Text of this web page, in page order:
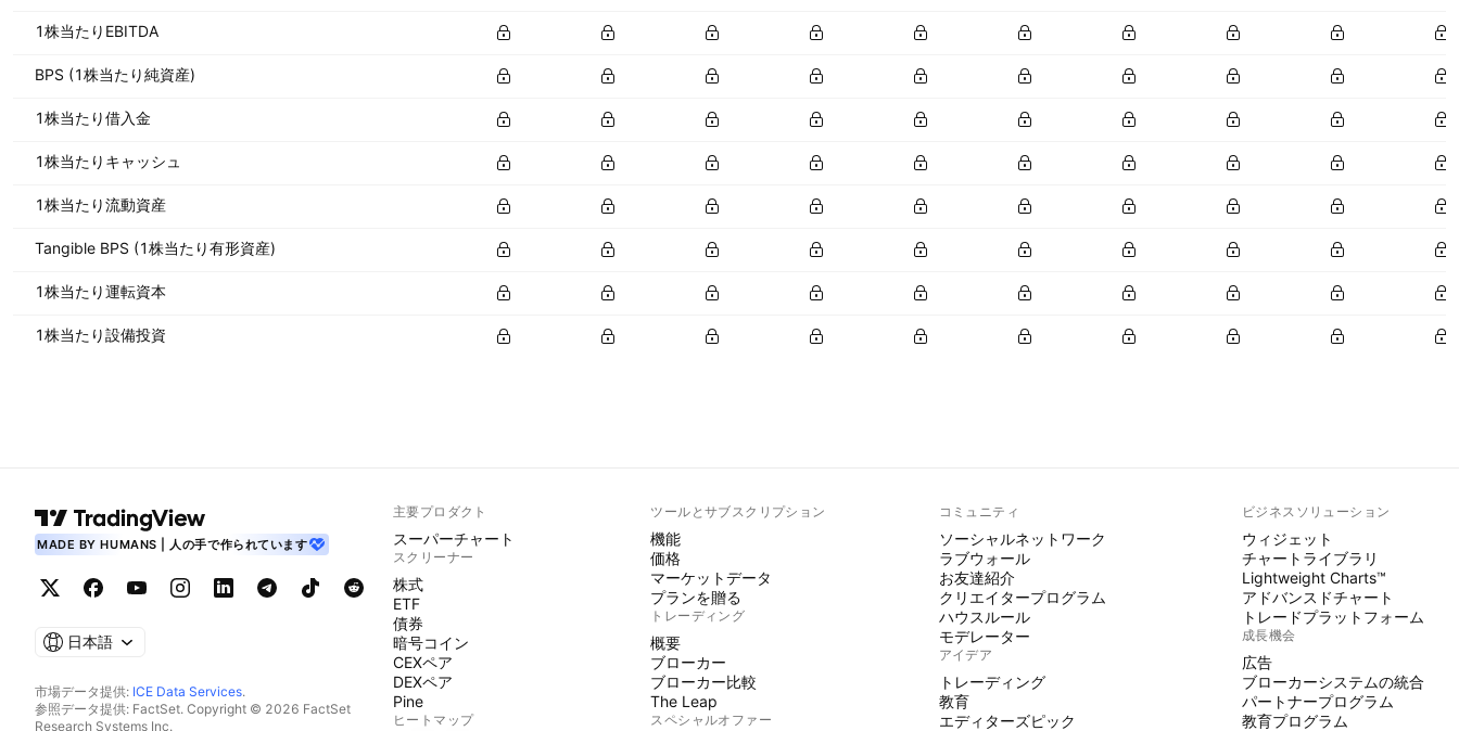
1株当たりEBITDA
BPS (1株当たり純資産)
1株当たり借入金
1株当たりキャッシュ
1株当たり流動資産
Tangible BPS (1株当たり有形資産)
1株当たり運転資本
1株当たり設備投資
MADE BY HUMANS | 人の手で作られています
日本語
市場データ提供: ICE Data Services.
参照データ提供: FactSet. Copyright © 2026 FactSet
Research Systems Inc.
主要プロダクト
スーパーチャート
スクリーナー
株式
ETF
債券
暗号コイン
CEXペア
DEXペア
Pine
ヒートマップ
ツールとサブスクリプション
機能
価格
マーケットデータ
プランを贈る
トレーディング
概要
ブローカー
ブローカー比較
The Leap
スペシャルオファー
コミュニティ
ソーシャルネットワーク
ラブウォール
お友達紹介
クリエイタープログラム
ハウスルール
モデレーター
アイデア
トレーディング
教育
エディターズピック
ビジネスソリューション
ウィジェット
チャートライブラリ
Lightweight Charts™
アドバンスドチャート
トレードプラットフォーム
成長機会
広告
ブローカーシステムの統合
パートナープログラム
教育プログラム